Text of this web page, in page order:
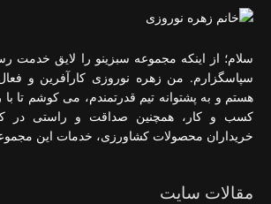
سلام؛ از اینکه مجموعه سبزینو را لایق خدمت
سپاسگزارم. من زهره نوروزی کارآفرین و
هستم و به پشتوانه تیم قدرتمندم، می کوشم تا
کسب و کار، همچنین صداقت و راستی در
خریداران محصولات کشاورزی، خدمات این
مقالات سایت